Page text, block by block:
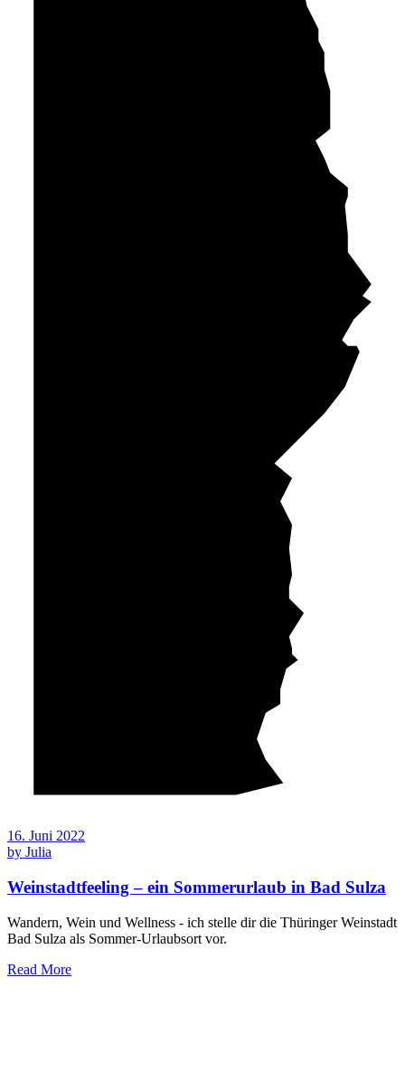
16. Juni 2022
by Julia
Weinstadtfeeling – ein Sommerurlaub in Bad Sulza
Wandern, Wein und Wellness - ich stelle dir die Thüringer Weinstadt
Bad Sulza als Sommer-Urlaubsort vor.
Read More